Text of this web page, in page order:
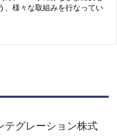
、様々な取組みを行なってい
テグレーション株式